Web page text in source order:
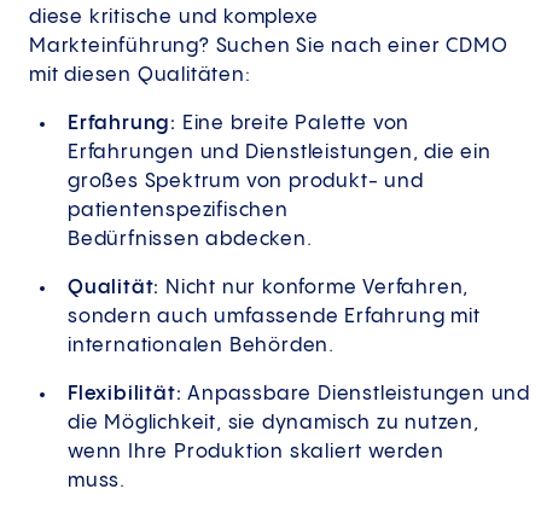
diese kritische und komplexe
Markteinführung? Suchen Sie nach einer CDMO
mit diesen Qualitäten:
Erfahrung: Eine breite Palette von
Erfahrungen und Dienstleistungen, die ein
großes Spektrum von produkt- und
patientenspezifischen
Bedürfnissen abdecken.
Qualität: Nicht nur konforme Verfahren,
sondern auch umfassende Erfahrung mit
internationalen Behörden.
Flexibilität: Anpassbare Dienstleistungen und
die Möglichkeit, sie dynamisch zu nutzen,
wenn Ihre Produktion skaliert werden
muss.